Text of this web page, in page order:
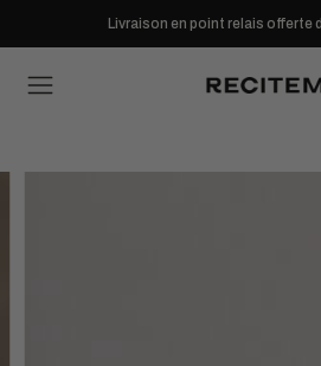
Livraison en point relais offerte